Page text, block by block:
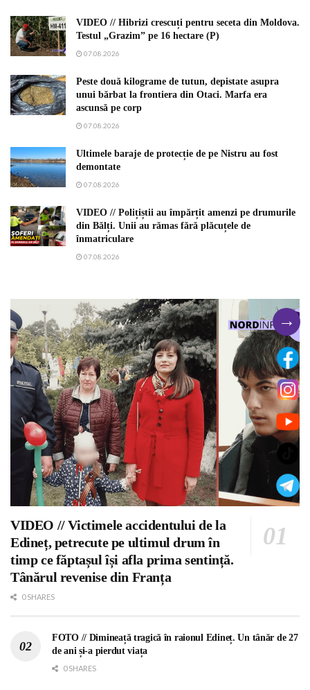
VIDEO // Hibrizi crescuți pentru seceta din Moldova.
Testul „Grazim” pe 16 hectare (P)
07.08.2026
Peste două kilograme de tutun, depistate asupra
unui bărbat la frontiera din Otaci. Marfa era
ascunsă pe corp
07.08.2026
Ultimele baraje de protecție de pe Nistru au fost
demontate
07.08.2026
VIDEO // Polițiștii au împărțit amenzi pe drumurile
din Bălți. Unii au rămas fără plăcuțele de
înmatriculare
07.08.2026
VIDEO // Victimele accidentului de la
Edineț, petrecute pe ultimul drum în
timp ce făptașul își afla prima sentință.
Tânărul revenise din Franța
0 SHARES
FOTO // Dimineață tragică în raionul Edineț. Un tânăr de 27
de ani și-a pierdut viața
0 SHARES
→